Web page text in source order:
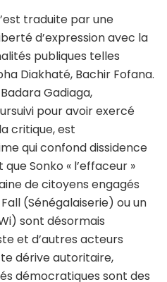
traduite par une
d’expression avec la
publiques telles
Diakhaté, Bachir Fofana.
Gadiaga,
pour avoir exercé
critique, est
qui confond dissidence
Sonko « l’effaceur »
de citoyens engagés
(Sénégalaiserie) ou un
sont désormais
et d’autres acteurs
dérive autoritaire,
démocratiques sont des